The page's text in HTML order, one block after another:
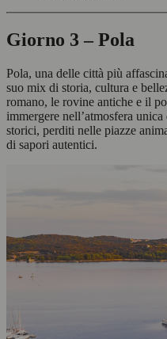
Giorno 3 – Pola
Pola, una delle città più
suo mix di storia, cultura e
romano, le rovine antiche e il
immergere nell’atmosfera
storici, perditi nelle piazze
di sapori autentici.